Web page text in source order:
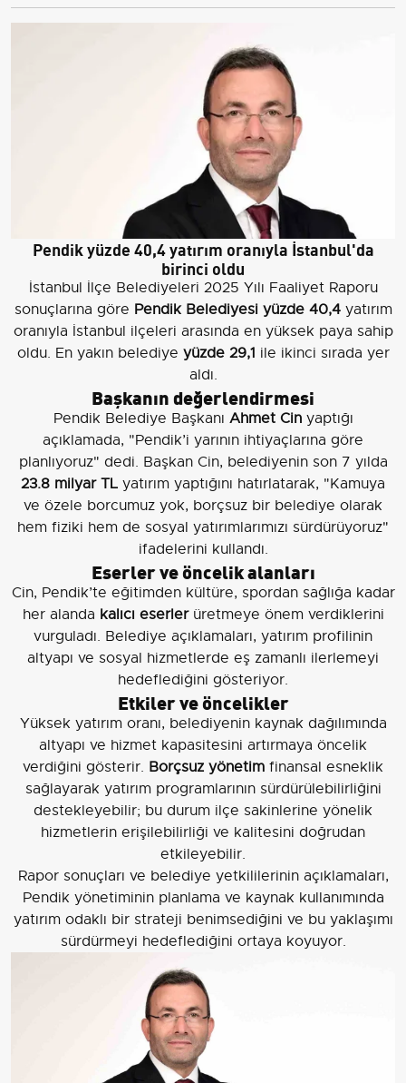
Pendik yüzde 40,4 yatırım oranıyla İstanbul'da
birinci oldu
İstanbul İlçe Belediyeleri 2025 Yılı Faaliyet Raporu
sonuçlarına göre Pendik Belediyesi yüzde 40,4yatırım
oranıyla İstanbul ilçeleri arasında en yüksek paya sahip
oldu. En yakın belediye yüzde 29,1 ile ikinci sırada yer
aldı.
Başkanın değerlendirmesi
Pendik Belediye Başkanı Ahmet Cinyaptığı
açıklamada, "Pendik’i yarının ihtiyaçlarına göre
planlıyoruz" dedi. Başkan Cin, belediyenin son 7 yılda
23.8 milyar TL yatırım yaptığını hatırlatarak, "Kamuya
ve özele borcumuz yok, borçsuz bir belediye olarak
hem fiziki hem de sosyal yatırımlarımızı sürdürüyoruz"
ifadelerini kullandı.
Eserler ve öncelik alanları
Cin, Pendik’te eğitimden kültüre, spordan sağlığa kadar
her alanda kalıcı eserlerüretmeye önem verdiklerini
vurguladı. Belediye açıklamaları, yatırım profilinin
altyapı ve sosyal hizmetlerde eş zamanlı ilerlemeyi
hedeflediğini gösteriyor.
Etkiler ve öncelikler
Yüksek yatırım oranı, belediyenin kaynak dağılımında
altyapı ve hizmet kapasitesini artırmaya öncelik
verdiğini gösterir. Borçsuz yönetim finansal esneklik
sağlayarak yatırım programlarının sürdürülebilirliğini
destekleyebilir; bu durum ilçe sakinlerine yönelik
hizmetlerin erişilebilirliği ve kalitesini doğrudan
etkileyebilir.
Rapor sonuçları ve belediye yetkililerinin açıklamaları,
Pendik yönetiminin planlama ve kaynak kullanımında
yatırım odaklı bir strateji benimsediğini ve bu yaklaşımı
sürdürmeyi hedeflediğini ortaya koyuyor.